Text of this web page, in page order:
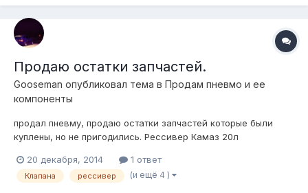
Продаю остатки запчастей.
Gooseman опубликовал тема в Продам пневмо и ее
компоненты
продал пневму, продаю остатки запчастей которые были
куплены, но не пригодились. Рессивер Камаз 20л
б\у, чистые , рабочие) -1 шт 400 руб 4шт-1500. датчик
клиренса (новый с колодкой) -1200 руб вольтметр цифровой
20 декабря, 2014 1 ответ
Клапана рессивер (и ещё 4 )